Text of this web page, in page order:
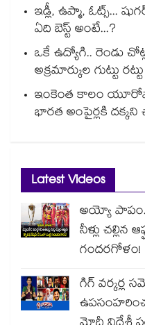
ఇడ్లీ, ఉప్మా, ఓట్స్...
ఏది బెస్ట్ అంటే...?
ఒకే ఉద్యోగి.. రెండు
అక్రమార్కుల గుట్టు రట్టు
ఇంకెంత కాలం
భారత అంపైర్లకి దక్కని
Latest Videos
అయ్యో పాపం..
నీళ్లు చల్లిన
గందరగోళం!
గిగ్ వర్కర్ల